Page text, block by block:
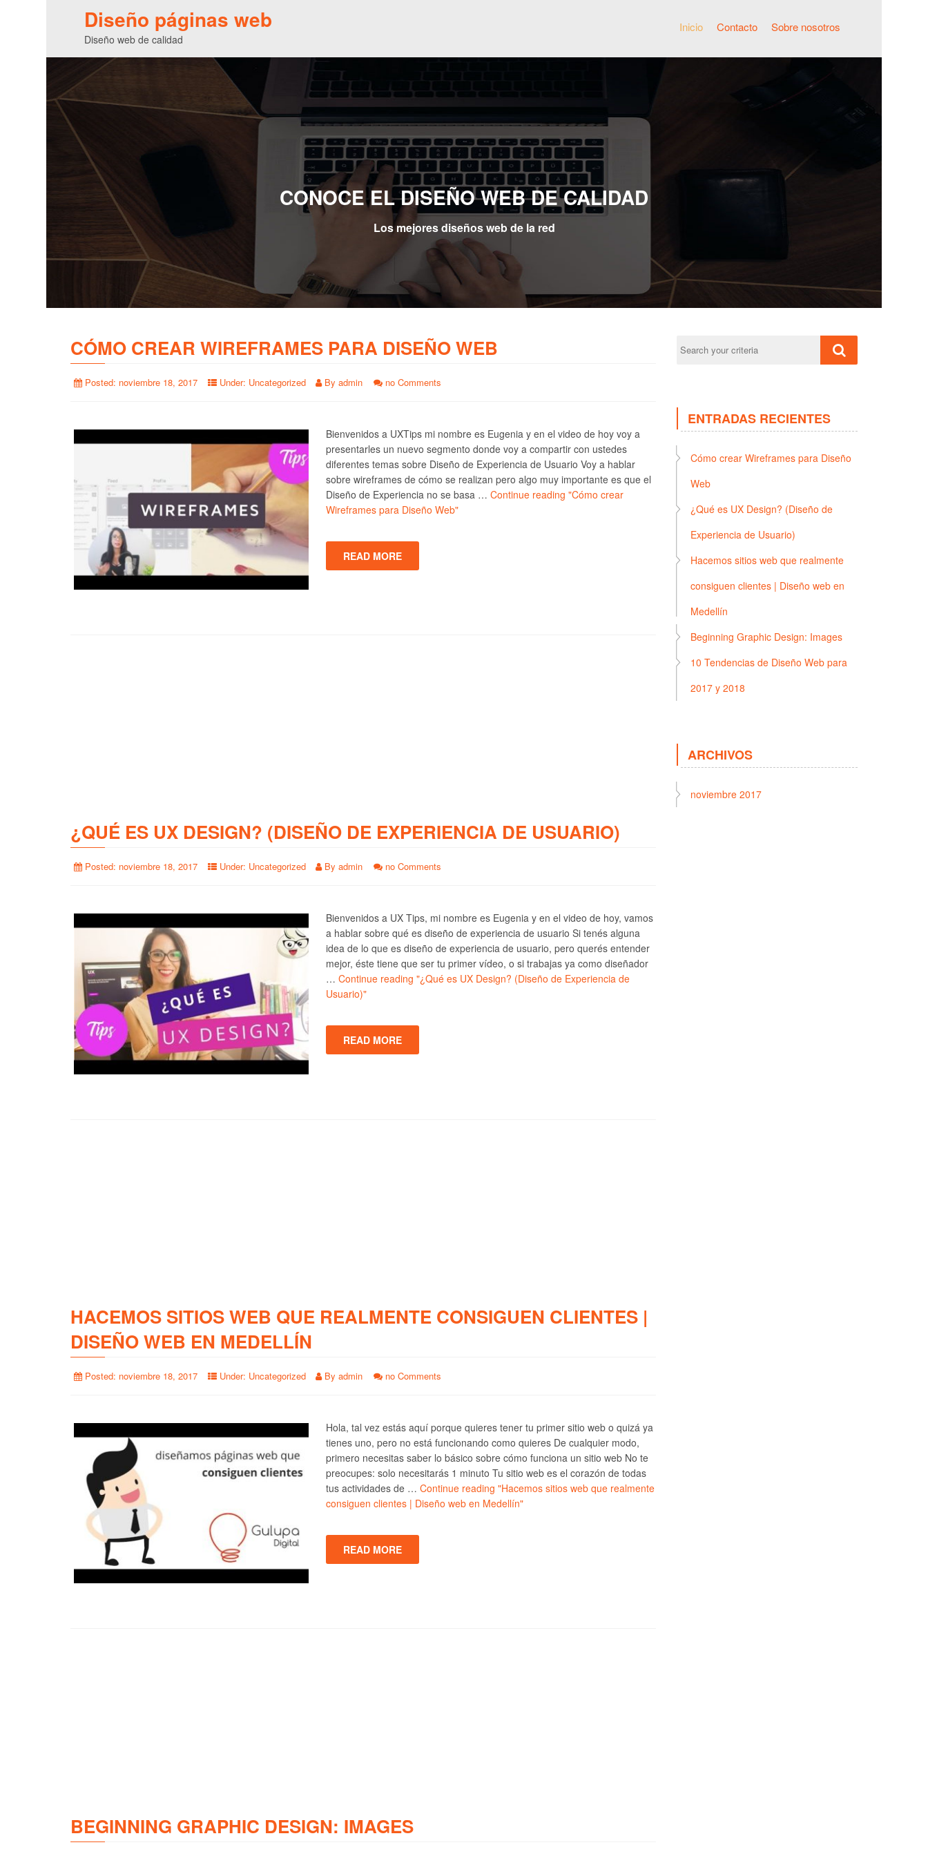
Diseño páginas web
Diseño web de calidad
Inicio Contacto Sobre nosotros
CONOCE EL DISEÑO WEB DE CALIDAD
Los mejores diseños web de la red
CÓMO CREAR WIREFRAMES PARA DISEÑO WEB
Posted: noviembre 18, 2017 Under: Uncategorized By admin no Comments
Bienvenidos a UXTips mi nombre es Eugenia y en el video de hoy voy a
presentarles un nuevo segmento donde voy a compartir con ustedes
diferentes temas sobre Diseño de Experiencia de Usuario Voy a hablar
sobre wireframes de cómo se realizan pero algo muy importante es que el
Diseño de Experiencia no se basa … Continue reading "Cómo crear
Wireframes para Diseño Web"
READ MORE
¿QUÉ ES UX DESIGN? (DISEÑO DE EXPERIENCIA DE USUARIO)
Posted: noviembre 18, 2017 Under: Uncategorized By admin no Comments
Bienvenidos a UX Tips, mi nombre es Eugenia y en el video de hoy, vamos
a hablar sobre qué es diseño de experiencia de usuario Si tenés alguna
idea de lo que es diseño de experiencia de usuario, pero querés entender
mejor, éste tiene que ser tu primer vídeo, o si trabajas ya como diseñador
… Continue reading "¿Qué es UX Design? (Diseño de Experiencia de
Usuario)"
READ MORE
HACEMOS SITIOS WEB QUE REALMENTE CONSIGUEN CLIENTES |
DISEÑO WEB EN MEDELLÍN
Posted: noviembre 18, 2017 Under: Uncategorized By admin no Comments
Hola, tal vez estás aquí porque quieres tener tu primer sitio web o quizá ya
tienes uno, pero no está funcionando como quieres De cualquier modo,
primero necesitas saber lo básico sobre cómo funciona un sitio web No te
preocupes: solo necesitarás 1 minuto Tu sitio web es el corazón de todas
tus actividades de … Continue reading "Hacemos sitios web que realmente
consiguen clientes | Diseño web en Medellín"
READ MORE
BEGINNING GRAPHIC DESIGN: IMAGES
ENTRADAS RECIENTES
Cómo crear Wireframes para Diseño
Web
¿Qué es UX Design? (Diseño de
Experiencia de Usuario)
Hacemos sitios web que realmente
consiguen clientes | Diseño web en
Medellín
Beginning Graphic Design: Images
10 Tendencias de Diseño Web para
2017 y 2018
ARCHIVOS
noviembre 2017